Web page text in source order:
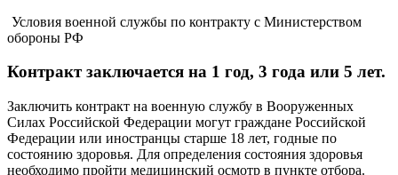
Условия военной службы по контракту с Министерством
обороны РФ
Контракт заключается на 1 год, 3 года или 5 лет.
Заключить контракт на военную службу в Вооруженных
Силах Российской Федерации могут граждане Российской
Федерации или иностранцы старше 18 лет, годные по
состоянию здоровья. Для определения состояния здоровья
необходимо пройти медицинский осмотр в пункте отбора.